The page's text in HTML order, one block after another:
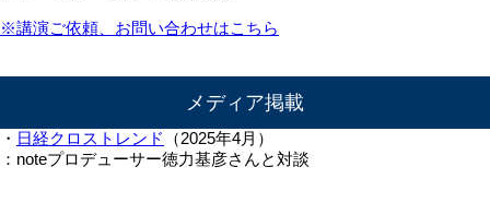
※講演ご依頼、お問い合わせはこちら
メディア掲載
・ 日経クロストレンド
（2025年4月）
：noteプロデューサー徳力基彦さんと対談